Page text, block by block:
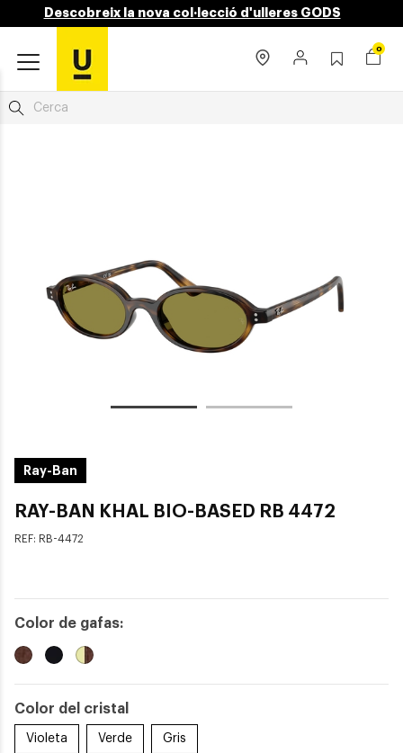
Descobreix la nova col·lecció d'ulleres GODS
0
Ray-Ban
RAY-BAN KHAL BIO-BASED RB 4472
REF: RB-4472
Color de gafas:
Color del cristal
Violeta Verde Gris